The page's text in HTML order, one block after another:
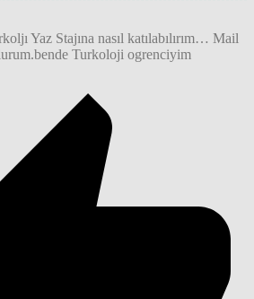
Yaz Stajına nasıl katılabılırım… Mail
Turkoloji ogrenciyim